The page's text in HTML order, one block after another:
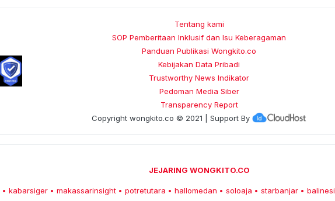
Tentang kami
SOP Pemberitaan Inklusif dan Isu Keberagaman
Panduan Publikasi Wongkito.co
Kebijakan Data Pribadi
Trustworthy News Indikator
Pedoman Media Siber
Transparency Report
Copyright wongkito.co © 2021 | Support By
JEJARING WONGKITO.CO
• kabarsiger • makassarinsight • potretutara • hallomedan • soloaja • starbanjar •